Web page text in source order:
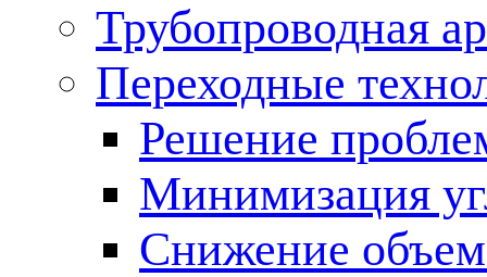
Трубопроводная
Переходные
Решение
Минимизация
Снижение